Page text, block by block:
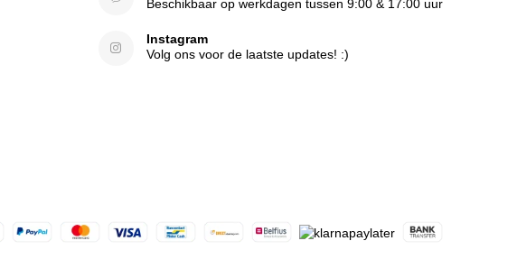
Beschikbaar op werkdagen tussen 9:00 & 17:00 uur
Instagram
Volg ons voor de laatste updates! :)